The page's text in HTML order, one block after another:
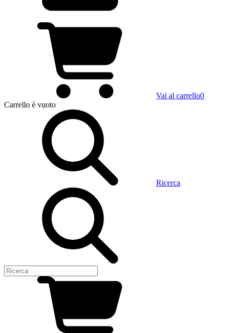
Vai al carrello0
Carrello è vuoto
Ricerca